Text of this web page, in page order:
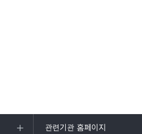
관련기관 홈페이지